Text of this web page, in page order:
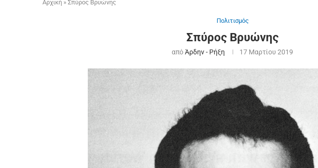
Αρχική » Σπύρος Βρυώνης
Πολιτισμός
Σπύρος Βρυώνης
απόΆρδην - Ρήξη 17 Μαρτίου 2019